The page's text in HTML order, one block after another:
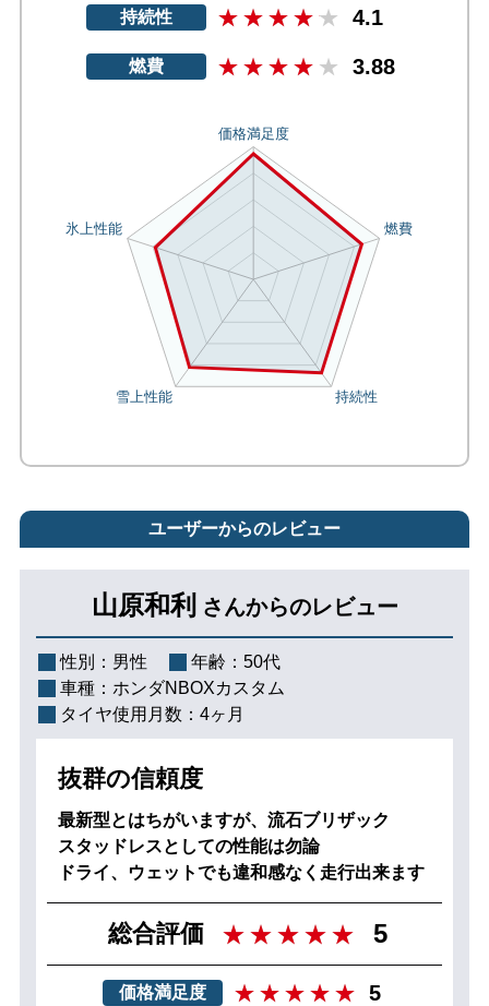
持続性 4.1
燃費 3.88
ユーザーからのレビュー
山原和利 さんからのレビュー
性別： 男性 年齢： 50代
車種： ホンダNBOXカスタム
タイヤ使用月数： 4ヶ月
抜群の信頼度
最新型とはちがいますが、流石ブリザック
スタッドレスとしての性能は勿論
ドライ、ウェットでも違和感なく走行出来ます
総合評価 5
価格満足度 5